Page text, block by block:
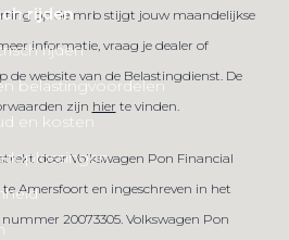
rijden
rijden
belastingvoordelen
en kosten
op de mrb stijgt jouw maandelijkse
informatie, vraag je dealer of
de website van de Belastingdienst. De
zijn hier te vinden.
door Volkswagen Pon Financial
te Amersfoort en ingeschreven in het
20073305. Volkswagen Pon